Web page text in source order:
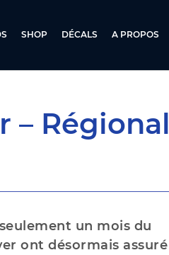
SHOP DÉCALS A PROPOS
– Régional
un mois du
ont désormais assuré